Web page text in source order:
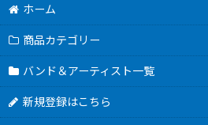
ホーム
商品カテゴリー
バンド＆アーティスト一覧
新規登録はこちら